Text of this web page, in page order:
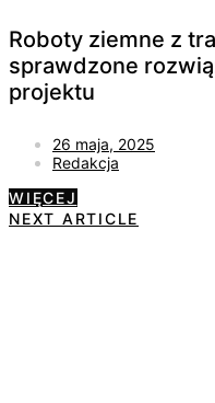
Roboty ziemne z
sprawdzone
projektu
26 maja, 2025
Redakcja
WIĘCEJ
NEXT ARTICLE